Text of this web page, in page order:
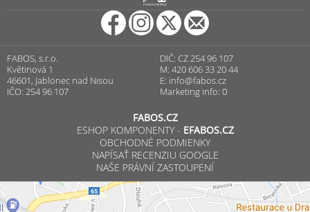
PUNCOVNÍ ÚŘAD
FABOS, s.r.o.
Květinová 1
46601, Jablonec nad Nisou
IČO: 254 96 107
DIČ: CZ 254 96 107
M: 420 606 33 20 44
E: info@fabos.cz
Marketing info: 0
FABOS.CZ
ESHOP KOMPONENTY - EFABOS.CZ
OBCHODNÉ PODMIENKY
NAPÍSAŤ RECENZIU GOOGLE
NAŠE PRÁVNÍ ZASTOUPENÍ